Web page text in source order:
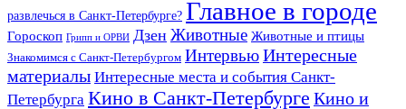
развлечься в Санкт-Петербурге? Главное в городе
Гороскоп Грипп и ОРВИ Дзен Животные Животные и птицы
Знакомимся с Санкт-Петербургом ИнтервьюИнтересные
материалы Интересные места и события Санкт-
Петербурга Кино в Санкт-Петербурге Кино и